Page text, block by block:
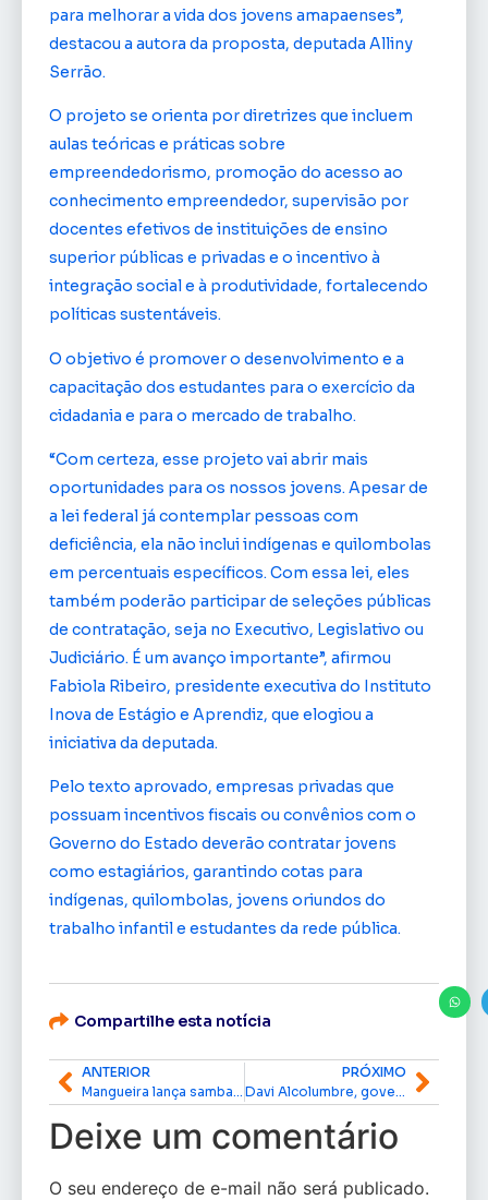
para melhorar a vida dos jovens amapaenses”,
destacou a autora da proposta, deputada Alliny
Serrão.
O projeto se orienta por diretrizes que incluem
aulas teóricas e práticas sobre
empreendedorismo, promoção do acesso ao
conhecimento empreendedor, supervisão por
docentes efetivos de instituições de ensino
superior públicas e privadas e o incentivo à
integração social e à produtividade, fortalecendo
políticas sustentáveis.
O objetivo é promover o desenvolvimento e a
capacitação dos estudantes para o exercício da
cidadania e para o mercado de trabalho.
“Com certeza, esse projeto vai abrir mais
oportunidades para os nossos jovens. Apesar de
a lei federal já contemplar pessoas com
deficiência, ela não inclui indígenas e quilombolas
em percentuais específicos. Com essa lei, eles
também poderão participar de seleções públicas
de contratação, seja no Executivo, Legislativo ou
Judiciário. É um avanço importante”, afirmou
Fabiola Ribeiro, presidente executiva do Instituto
Inova de Estágio e Aprendiz, que elogiou a
iniciativa da deputada.
Pelo texto aprovado, empresas privadas que
possuam incentivos fiscais ou convênios com o
Governo do Estado deverão contratar jovens
como estagiários, garantindo cotas para
indígenas, quilombolas, jovens oriundos do
trabalho infantil e estudantes da rede pública.
Compartilhe esta notícia
ANTERIOR
PRÓXIMO
Deixe um comentário
O seu endereço de e-mail não será publicado.